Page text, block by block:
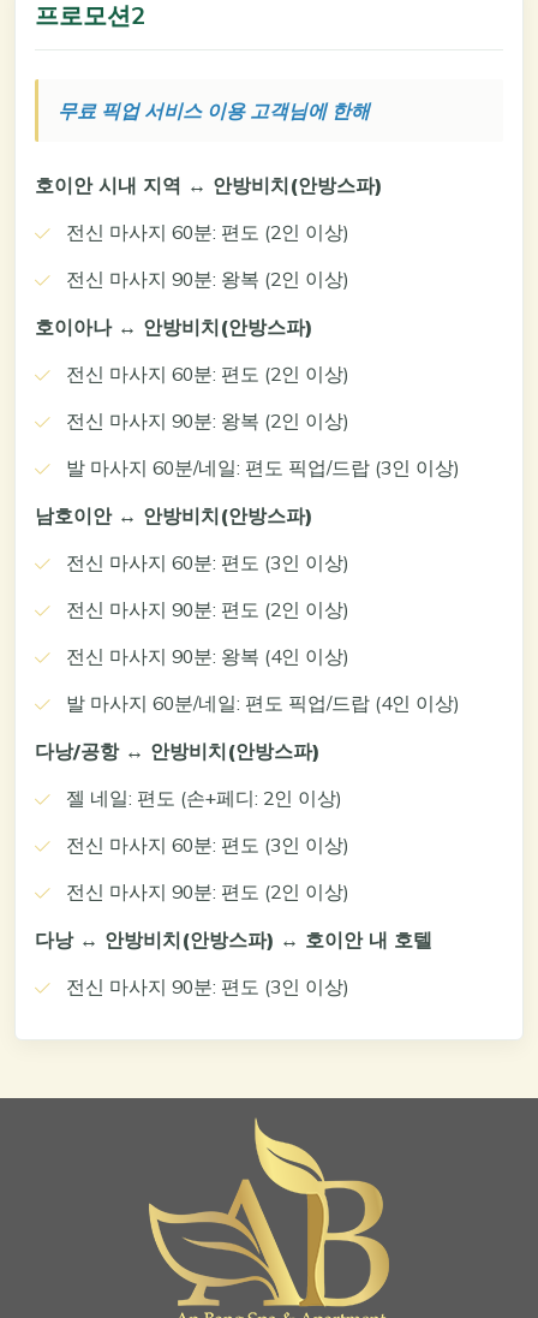
프로모션2
무료 픽업 서비스 이용 고객님에 한해
호이안 시내 지역 ↔ 안방비치(안방스파)
전신 마사지 60분: 편도 (2인 이상)
전신 마사지 90분: 왕복 (2인 이상)
호이아나 ↔ 안방비치(안방스파)
전신 마사지 60분: 편도 (2인 이상)
전신 마사지 90분: 왕복 (2인 이상)
발 마사지 60분/네일: 편도 픽업/드랍 (3인 이상)
남호이안 ↔ 안방비치(안방스파)
전신 마사지 60분: 편도 (3인 이상)
전신 마사지 90분: 편도 (2인 이상)
전신 마사지 90분: 왕복 (4인 이상)
발 마사지 60분/네일: 편도 픽업/드랍 (4인 이상)
다낭/공항 ↔ 안방비치(안방스파)
젤 네일: 편도 (손+페디: 2인 이상)
전신 마사지 60분: 편도 (3인 이상)
전신 마사지 90분: 편도 (2인 이상)
다낭 ↔ 안방비치(안방스파) ↔ 호이안 내 호텔
전신 마사지 90분: 편도 (3인 이상)